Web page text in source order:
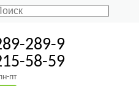
289-9
58-59
пт